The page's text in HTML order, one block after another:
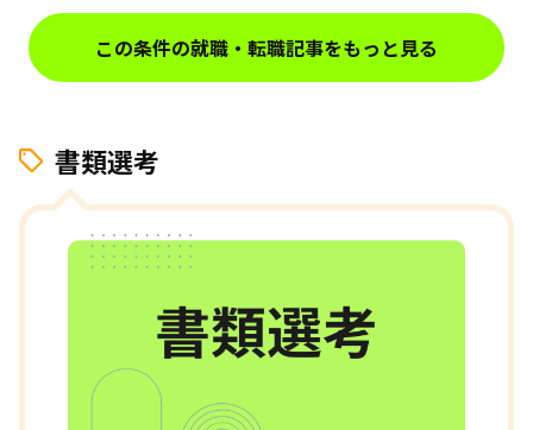
この条件の就職・転職記事をもっと見る
書類選考